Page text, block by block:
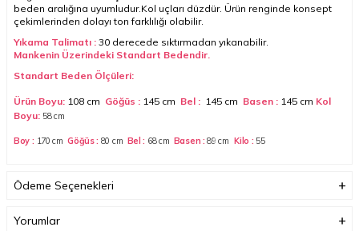
beden aralığına uyumludur. Kol uçları düzdür. Ürün renginde konsept
çekimlerinden dolayı ton farklılığı olabilir.
Yıkama Talimatı : 30 derecede sıktırmadan yıkanabilir.
Mankenin Üzerindeki Standart Bedendir.
Standart Beden Ölçüleri:
Ürün Boyu: 108 cm Göğüs : 145 cm Bel : 145 cm Basen : 145 cm Kol
Boyu: 58cm
Boy : 170 cm Göğüs : 80 cm Bel : 68 cm Basen : 89 cm Kilo : 55
Boyutlar (cm)
Ödeme Seçenekleri
Yorumlar